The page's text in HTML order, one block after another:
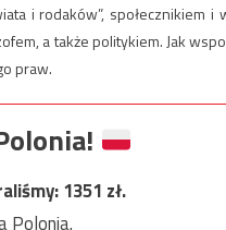
i rodaków”, społecznikiem i
a także politykiem. Jak
praw.
1351 zł.
Polonia.